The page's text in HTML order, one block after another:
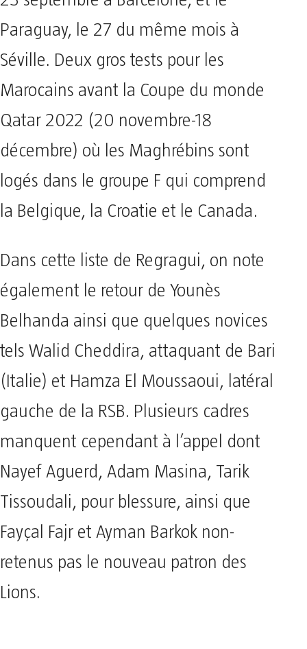
Paraguay, le 27 du même mois à
Séville. Deux gros tests pour les
Marocains avant la Coupe du monde
Qatar 2022 (20 novembre-18
décembre) où les Maghrébins sont
logés dans le groupe F qui comprend
la Belgique, la Croatie et le Canada.
Dans cette liste de Regragui, on note
également le retour de Younès
Belhanda ainsi que quelques novices
tels Walid Cheddira, attaquant de Bari
(Italie) et Hamza El Moussaoui, latéral
gauche de la RSB. Plusieurs cadres
manquent cependant à l’appel dont
Nayef Aguerd, Adam Masina, Tarik
Tissoudali, pour blessure, ainsi que
Fayçal Fajr et Ayman Barkok non-
retenus pas le nouveau patron des
Lions.